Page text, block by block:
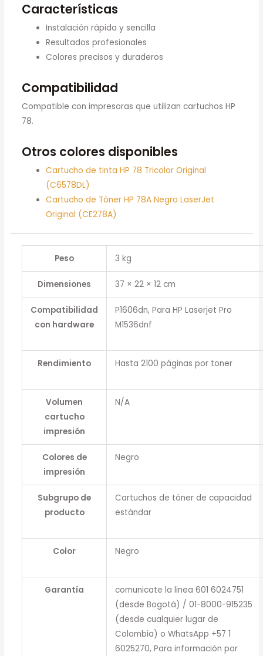
Características
Instalación rápida y sencilla
Resultados profesionales
Colores precisos y duraderos
Compatibilidad
Compatible con impresoras que utilizan cartuchos HP
78.
Otros colores disponibles
Cartucho de tinta HP 78 Tricolor Original
(C6578DL)
Cartucho de Tóner HP 78A Negro LaserJet
Original (CE278A)
Peso 3 kg
Dimensiones 37 × 22 × 12 cm
Compatibilidad
con hardware
P1606dn, Para HP Laserjet Pro
M1536dnf
Rendimiento Hasta 2100 páginas por toner
Volumen
cartucho
impresión
N/A
Colores de
impresión
Negro
Subgrupo de
producto
Cartuchos de tóner de capacidad
estándar
Color Negro
Garantía
comunicate la linea 601 6024751
(desde Bogotá) / 01-8000-915235
(desde cualquier lugar de
Colombia) o WhatsApp +57 1
6025270, Para información por